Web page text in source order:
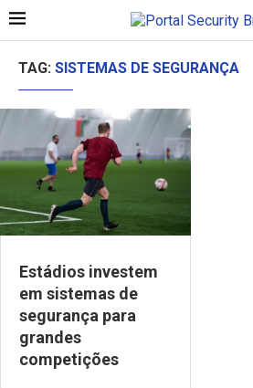
TAG: SISTEMAS DE SEGURANÇA
Estádios investem
em sistemas de
segurança para
grandes
competições